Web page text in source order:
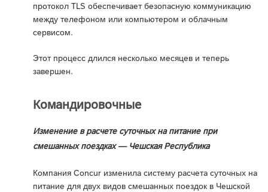
протокол TLS обеспечивает безопасную коммуникацию
между телефоном или компьютером и облачным
сервисом.
Этот процесс длился несколько месяцев и теперь
завершен.
Командировочные
Изменение в расчете суточных на питание при
смешанных поездках — Чешская Республика
Компания Concur изменила систему расчета суточных на
питание для двух видов смешанных поездок в Чешской